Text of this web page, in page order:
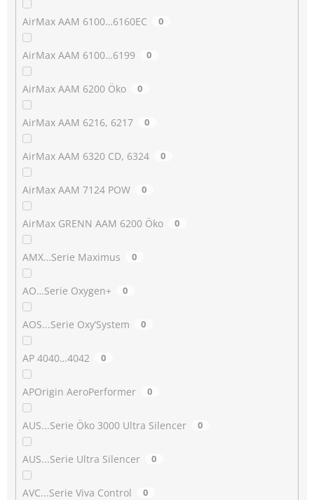
AirMax AAM 6100…6160EC 0
AirMax AAM 6100…6199 0
AirMax AAM 6200 Öko 0
AirMax AAM 6216, 6217 0
AirMax AAM 6320 CD, 6324 0
AirMax AAM 7124 POW 0
AirMax GRENN AAM 6200 Öko 0
AMX…Serie Maximus 0
AO…Serie Oxygen+ 0
AOS...Serie Oxy’System 0
AP 4040…4042 0
APOrigin AeroPerformer 0
AUS...Serie Öko 3000 Ultra Silencer 0
AUS...Serie Ultra Silencer 0
AVC...Serie Viva Control 0